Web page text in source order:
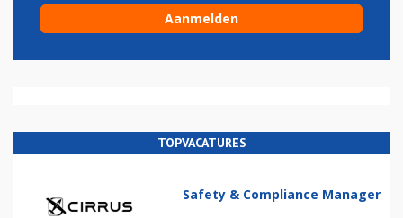
TOPVACATURES
Safety & Compliance Manager